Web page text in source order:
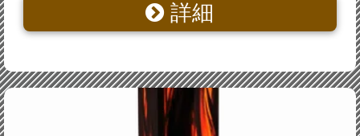
詳細